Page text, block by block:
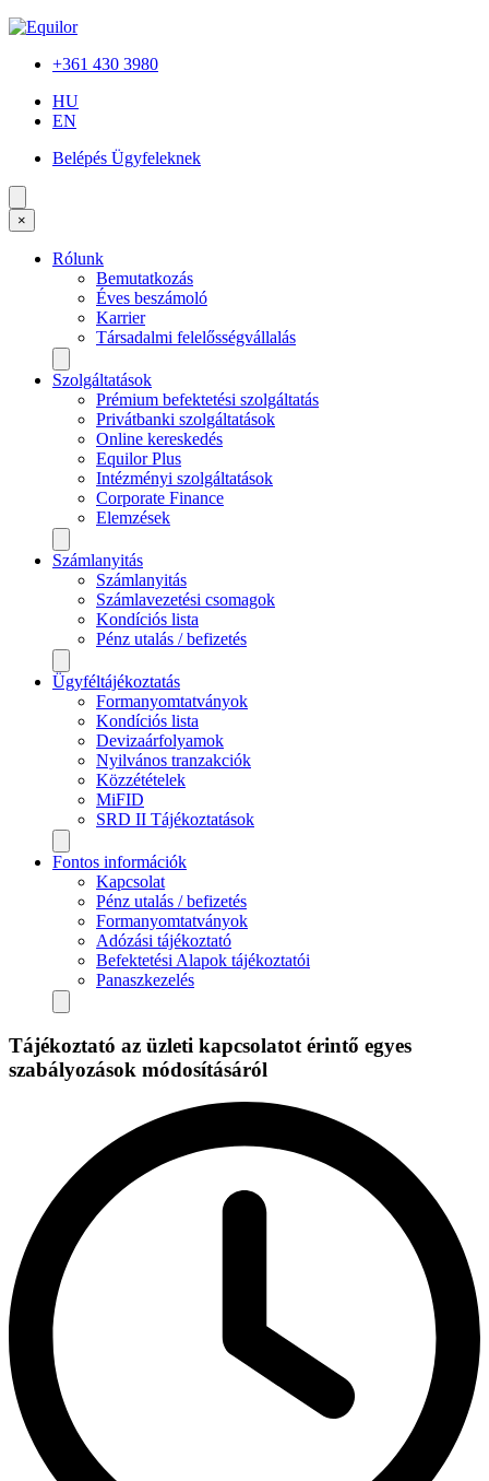
+361 430 3980
HU
EN
Belépés Ügyfeleknek
×
Rólunk
Bemutatkozás
Éves beszámoló
Karrier
Társadalmi felelősségvállalás
Szolgáltatások
Prémium befektetési szolgáltatás
Privátbanki szolgáltatások
Online kereskedés
Equilor Plus
Intézményi szolgáltatások
Corporate Finance
Elemzések
Számlanyitás
Számlanyitás
Számlavezetési csomagok
Kondíciós lista
Pénz utalás / befizetés
Ügyféltájékoztatás
Formanyomtatványok
Kondíciós lista
Devizaárfolyamok
Nyilvános tranzakciók
Közzétételek
MiFID
SRD II Tájékoztatások
Fontos információk
Kapcsolat
Pénz utalás / befizetés
Formanyomtatványok
Adózási tájékoztató
Befektetési Alapok tájékoztatói
Panaszkezelés
Tájékoztató az üzleti kapcsolatot érintő egyes
szabályozások módosításáról